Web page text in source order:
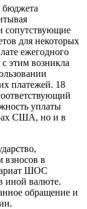
бюджета
сопутствующие
для некоторых
ежегодного
этим возникла
платежей. 18
уплаты
США, но и в
взносов в
ШОС
иной валюте.
обращение и